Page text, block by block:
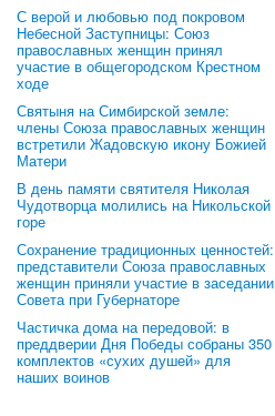
С верой и любовью под покровом
Небесной Заступницы: Союз
православных женщин принял
участие в общегородском Крестном
ходе
Святыня на Симбирской земле:
члены Союза православных женщин
встретили Жадовскую икону Божией
Матери
В день памяти святителя Николая
Чудотворца молились на Никольской
горе
Сохранение традиционных ценностей:
представители Союза православных
женщин приняли участие в заседании
Совета при Губернаторе
Частичка дома на передовой: в
преддверии Дня Победы собраны 350
комплектов «сухих душей» для
наших воинов